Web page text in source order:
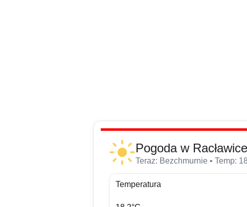
Pogoda w
Teraz: Bezchmurnie • Temp:
Temperatura